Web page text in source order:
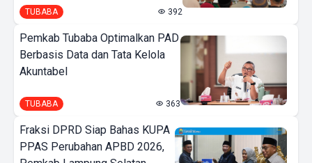
TUBABA 392
Pemkab Tubaba Optimalkan PAD
Berbasis Data dan Tata Kelola
Akuntabel
TUBABA 363
Fraksi DPRD Siap Bahas KUPA
PPAS Perubahan APBD 2026,